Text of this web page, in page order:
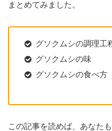
まとめてみました。
グソクムシの調理工
グソクムシの味
グソクムシの食べ方
この記事を読めば、あなた